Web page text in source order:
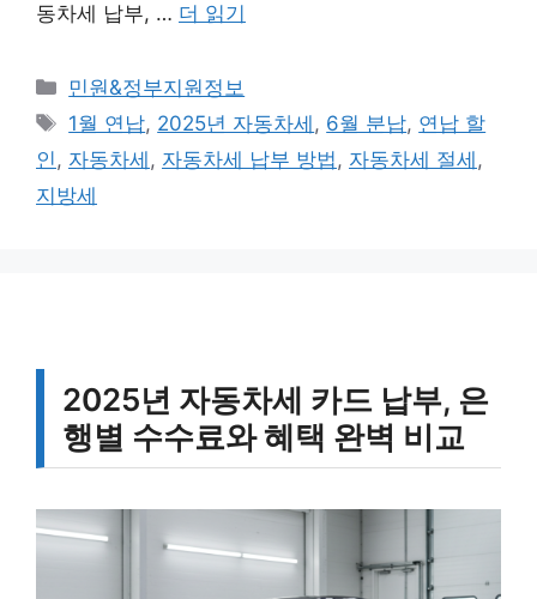
동차세 납부, … 더 읽기
카
테
리
민원&정부지원정보
태
그
1월 연납, 2025년 자동차세 , 6월 분납, 연납 할
인, 자동차세 , 자동차세 납부 방법, 자동차세 절세 ,
지방세
2025년 자동차세 카드 납부, 은
행별 수수료와 혜택 완벽 비교